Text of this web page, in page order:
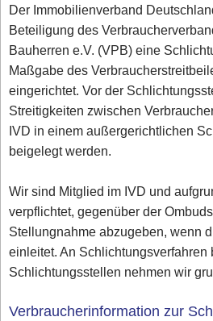
Der Immobilienverband
Beteiligung des
Bauherren e.V. (VPB) eine
Maßgabe des
eingerichtet. Vor der
Streitigkeiten zwischen
IVD in einem außergerichtlichen
beigelegt werden.
Wir sind Mitglied im IVD und
verpflichtet, gegenüber der
Stellungnahme abzugeben, wenn
einleitet. An Schlichtungsverfahren
Schlichtungsstellen nehmen wir
Verbraucherinformation zur